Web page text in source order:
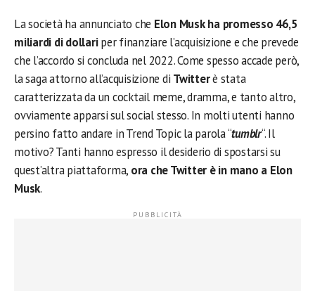
La società ha annunciato che Elon Musk ha promesso 46,5
miliardi di dollariper finanziare l’acquisizione e che prevede
che l’accordo si concluda nel 2022. Come spesso accade però,
la saga attorno all’acquisizione di Twitterè stata
caratterizzata da un cocktail meme, dramma, e tanto altro,
ovviamente apparsi sul social stesso. In molti utenti hanno
persino fatto andare in Trend Topic la parola “tumblr“. Il
motivo? Tanti hanno espresso il desiderio di spostarsi su
quest’altra piattaforma, ora che Twitter è in mano a Elon
Musk.